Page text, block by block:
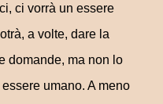
ci vorrà un essere
a volte, dare la
domande, ma non lo
umano. A meno